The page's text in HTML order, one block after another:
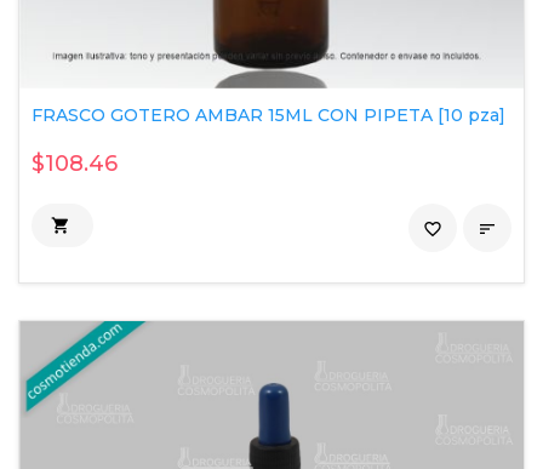
FRASCO GOTERO AMBAR 15ML CON PIPETA [10 pza]
$108.46
 
favorite_border